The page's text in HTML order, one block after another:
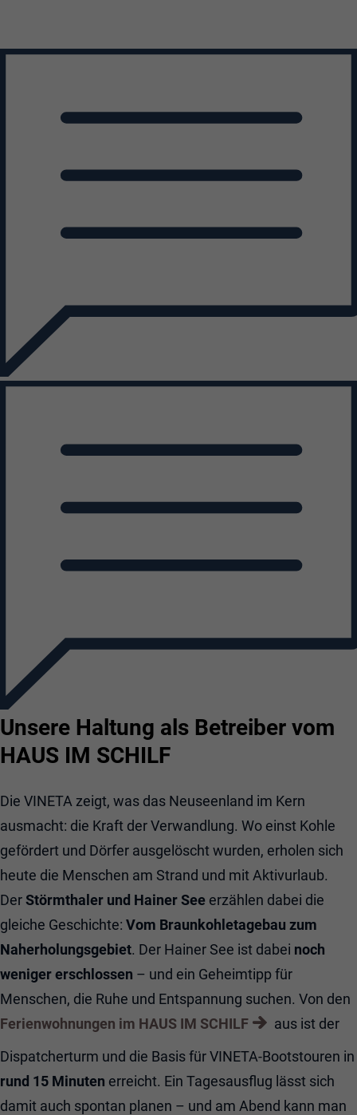
Unsere Haltung als Betreiber vom
HAUS IM SCHILF
Die VINETA zeigt, was das Neuseenland im Kern
ausmacht: die Kraft der Verwandlung. Wo einst Kohle
gefördert und Dörfer ausgelöscht wurden, erholen sich
heute die Menschen am Strand und mit Aktivurlaub.
DerStörmthaler und Hainer See erzählen dabei die
gleiche Geschichte: Vom Braunkohletagebau zum
Naherholungsgebiet. Der Hainer See ist dabei noch
weniger erschlossen – und ein Geheimtipp für
Menschen, die Ruhe und Entspannung suchen. Von den
Ferienwohnungen im HAUS IM SCHILF
aus ist der
Dispatcherturm und die Basis für VINETA-Bootstouren in
rund 15 Minuten erreicht. Ein Tagesausflug lässt sich
damit auch spontan planen – und am Abend kann man